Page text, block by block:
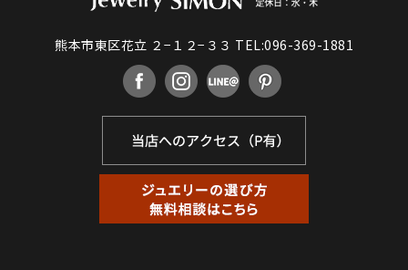
熊本市東区花立 ２−１２−３３ TEL:096-369-1881